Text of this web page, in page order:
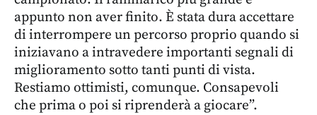
appunto non aver finito. È stata dura accettare
di interrompere un percorso proprio quando si
iniziavano a intravedere importanti segnali di
miglioramento sotto tanti punti di vista.
Restiamo ottimisti, comunque. Consapevoli
che prima o poi si riprenderà a giocare”.